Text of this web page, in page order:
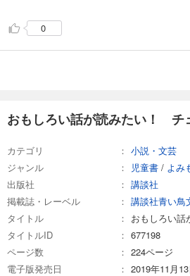
0
おもしろい話が読みたい！ チ
カテゴリ
小説・文芸
ジャンル
児童書 / よみ
出版社
講談社
掲載誌・レーベル
講談社青い鳥
タイトル
おもしろい話
タイトルID
677198
ページ数
224ページ
電子版発売日
2019年11月13